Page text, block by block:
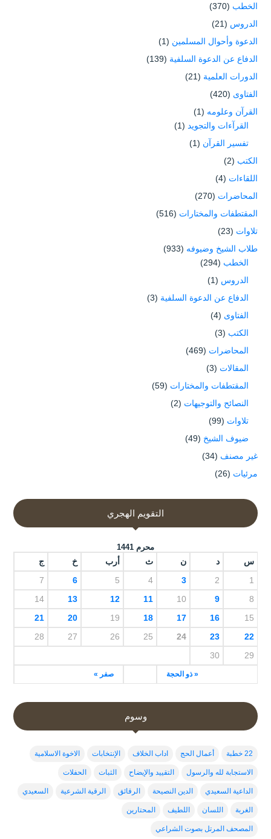
الخطب (370)
الدروس (21)
الدعوة وأحوال المسلمين (1)
الدفاع عن الدعوة السلفية (139)
الدورات العلمية (21)
الفتاوى (420)
القرآن وعلومه (1)
القرآءات والتجويد (1)
تفسير القرآن (1)
الكتب (2)
اللقاءات (4)
المحاضرات (270)
المقتطفات والمختارات (516)
تلاوات (23)
طلاب الشيخ وضيوفه (933)
الخطب (294)
الدروس (1)
الدفاع عن الدعوة السلفية (3)
الفتاوى (4)
الكتب (3)
المحاضرات (469)
المقالات (3)
المقتطفات والمختارات (59)
النصائح والتوجيهات (2)
تلاوات (99)
ضيوف الشيخ (49)
غير مصنف (34)
مرئيات (26)
التقويم الهجري
محرم 1441
س د ن ث أرب خ ج
« ذو الحجة صفر »
1
2
3
4
5
6
7
8
9
10
11
12
13
14
15
16
17
18
19
20
21
22
23
24
25
26
27
28
29
30
وسوم
22 خطبة أعمال الحج اداب الخلاف الإنتخابات الاخوة الاسلامية
الاستجابة لله والرسول التقييد والإيضاح الثبات الحفلات
الداعية السعيدي الدين النصيحة الرقائق الرقية الشرعية السعيدي
الغربة اللسان اللطيف المحتارين
المصحف المرتل بصوت الشراعي